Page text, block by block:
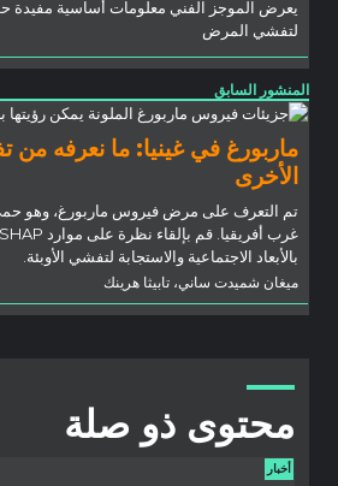
يعرض الموجز الفني معلومات أساسية مفيدة
لتفشي المرض
المنشور السابق
ماربورغ في غينيا: ما نعرفه من
الأخرى
تم التعرف على مرض فيروس ماربورغ، وهو حمى
بالأبعاد الاجتماعية والاستجابة لتفشي الأوبئة.
ميغان شميدت ساني، تابيثا هرينك
محتوى ذو صلة
أخبار